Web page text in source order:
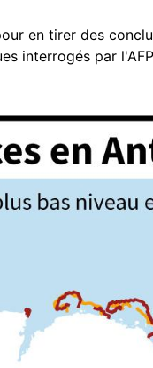
en tirer des
interrogés par